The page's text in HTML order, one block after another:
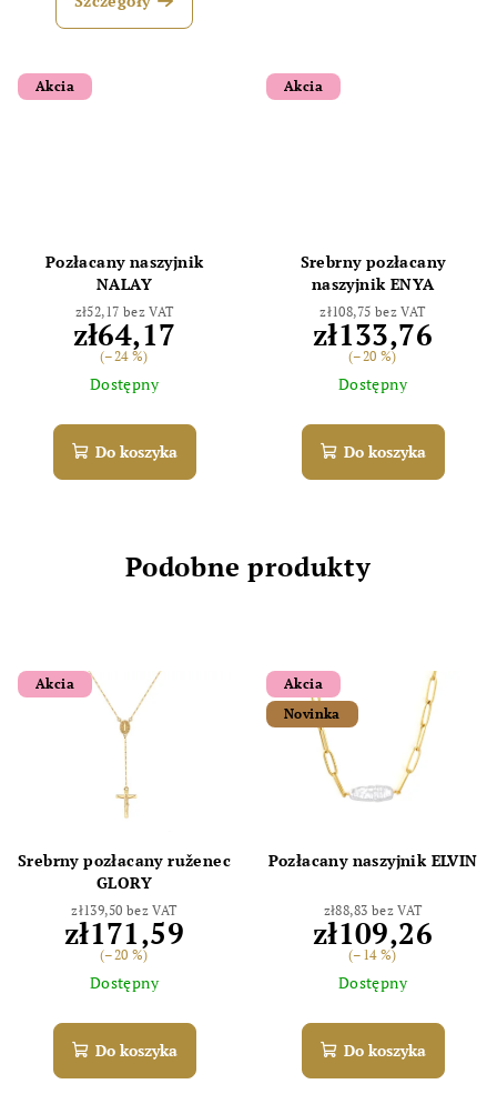
Akcia
Pozłacany naszyjnik
NALAY
zł52,17 bez VAT
zł64,17
(–24 %)
Dostępny
Do koszyka
Akcia
Srebrny pozłacany
naszyjnik ENYA
zł108,75 bez VAT
zł133,76
(–20 %)
Dostępny
Do koszyka
Podobne produkty
Akcia
Srebrny pozłacany ruženec
GLORY
zł139,50 bez VAT
zł171,59
(–20 %)
Dostępny
Do koszyka
Akcia
Novinka
Pozłacany naszyjnik ELVIN
zł88,83 bez VAT
zł109,26
(–14 %)
Dostępny
Do koszyka